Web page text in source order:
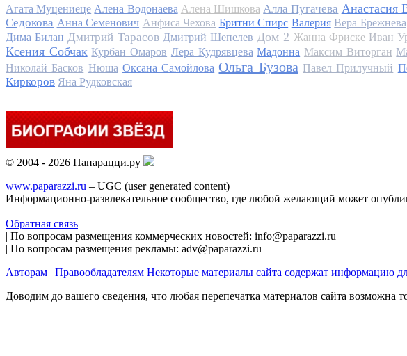
Агата Муцениеце Алена Водонаева Алена Шишкова Алла Пугачева Анастасия
Седокова Анна Семенович Анфиса Чехова Бритни Спирс Валерия Вера Брежнева
Дима Билан Дмитрий Тарасов Дмитрий Шепелев Дом 2 Жанна Фриске Иван
Ксения Собчак Курбан Омаров Лера Кудрявцева Мадонна Максим Виторган
Николай Басков Нюша Оксана Самойлова Ольга Бузова Павел Прилучный
Киркоров Яна Рудковская
© 2004 - 2026 Папарацци.ру
www.paparazzi.ru – UGC (user generated content)
Информационно-развлекательное сообщество, где любой желающий может
Обратная связь
| По вопросам размещения коммерческих новостей: info@paparazzi.ru
| По вопросам размещения рекламы: adv@paparazzi.ru
Авторам | Правообладателям Некоторые материалы сайта содержат информацию
Доводим до вашего сведения, что любая перепечатка материалов сайта